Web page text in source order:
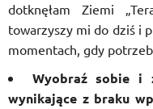
dotknęłam Ziemi
towarzyszy mi do dziś i
momentach, gdy
Wyobraź sobie i
wynikające z braku